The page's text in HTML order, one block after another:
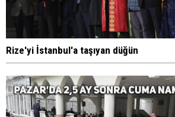
Rize'yi İstanbul'a taşıyan düğün